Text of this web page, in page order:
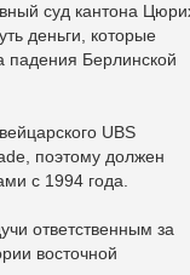
суд кантона
деньги, которые
падения Берлинской
UBS
поэтому должен
с 1994 года.
ответственным за
восточной